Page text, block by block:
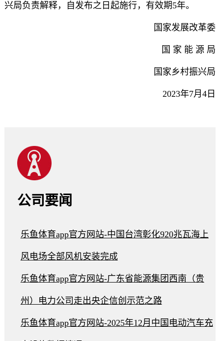
兴局负责解释，自发布之日起施行，有效期5年。
国家发展改革委
国 家 能 源 局
国家乡村振兴局
2023年7月4日
公司要闻
乐鱼体育app官方网站-中国台湾彰化920兆瓦海上
风电场全部风机安装完成
乐鱼体育app官方网站-广东省能源集团西南（贵
州）电力公司走出央企信创示范之路
乐鱼体育app官方网站-2025年12月中国电动汽车充